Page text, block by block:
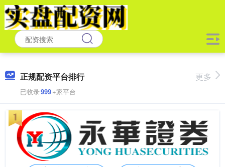
正规配资平台排行
已收录999+家平台
更多